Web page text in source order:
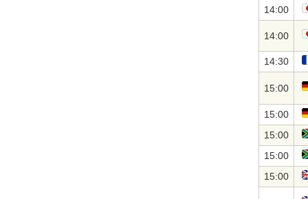
14:00
14:00
14:30
15:00
15:00
15:00
15:00
15:00